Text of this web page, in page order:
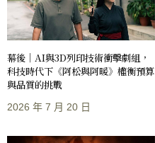
幕後｜AI與3D列印技術衝擊劇組，
科技時代下《阿松與阿暖》權衡預算
與品質的挑戰
2026 年 7 月 20 日